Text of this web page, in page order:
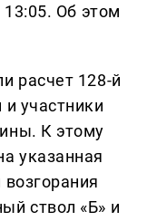
13:05. Об этом
расчет 128-й
участники
К этому
указанная
ствол «Б» и